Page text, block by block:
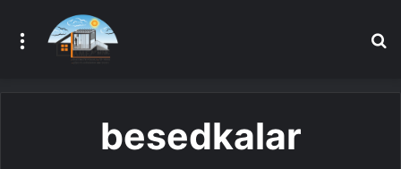
Menu
besedkalar